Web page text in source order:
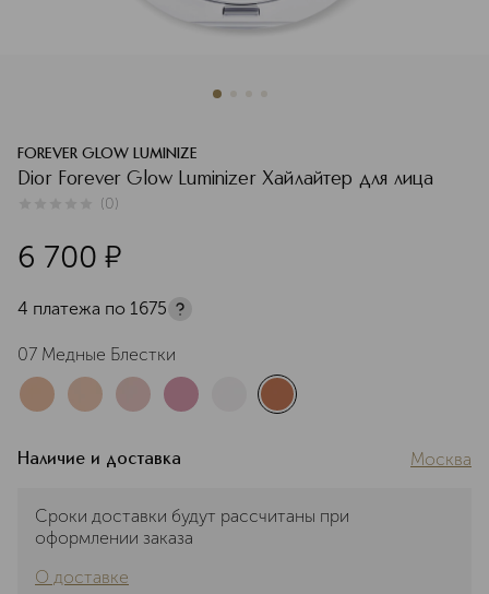
FOREVER GLOW LUMINIZE
Dior Forever Glow Luminizer Хайлайтер для лица
(0)
6 700 ¤
4 платежа по 1675
07 Медные Блестки
Наличие и доставка Москва
Сроки доставки будут рассчитаны при
оформлении заказа
О доставке